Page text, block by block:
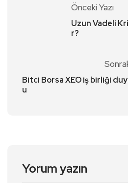
Önceki Yazı
Uzun Vadeli
r?
Bitci Borsa XEO iş birliği
u
Yorum yazın